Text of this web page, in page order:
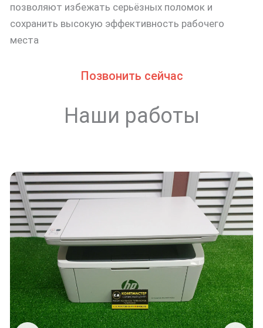
позволяют избежать серьёзных поломок и
сохранить высокую эффективность рабочего
места
Позвонить сейчас
Наши работы